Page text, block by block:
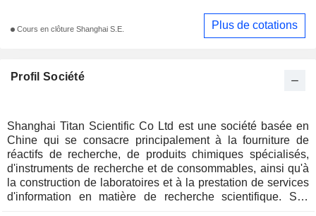
Profil Société
Shanghai Titan Scientific Co Ltd est une société basée en
Chine qui se consacre principalement à la fourniture de
réactifs de recherche, de produits chimiques spécialisés,
d'instruments de recherche et de consommables, ainsi qu'à
la construction de laboratoires et à la prestation de services
d'information en matière de recherche scientifique. Ses
Cours en clôture Shanghai S.E. Plus de cotations